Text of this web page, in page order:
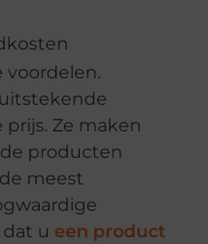
voordelen.
Ze maken
producten
meest
u een product